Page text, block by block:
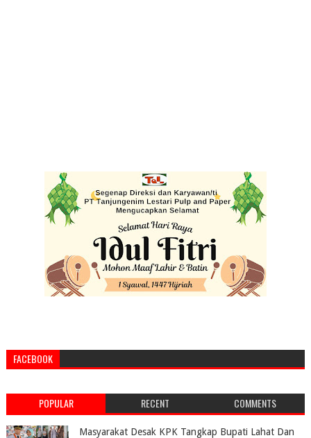
FACEBOOK
POPULAR RECENT COMMENTS
Masyarakat Desak KPK Tangkap Bupati Lahat Dan